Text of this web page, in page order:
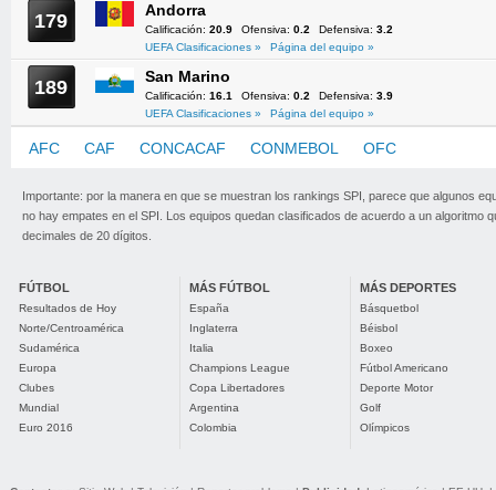
179 Andorra
Calificación: 20.9 Ofensiva: 0.2 Defensiva: 3.2
UEFA Clasificaciones »
Página del equipo »
189 San Marino
Calificación: 16.1 Ofensiva: 0.2 Defensiva: 3.9
UEFA Clasificaciones »
Página del equipo »
AFC CAF CONCACAF CONMEBOL OFC
Importante: por la manera en que se muestran los rankings SPI, parece que algunos
no hay empates en el SPI. Los equipos quedan clasificados de acuerdo a un algoritmo
decimales de 20 dígitos.
FÚTBOL
Resultados de Hoy
Norte/Centroamérica
Sudamérica
Europa
Clubes
Mundial
Euro 2016
MÁS FÚTBOL
España
Inglaterra
Italia
Champions League
Copa Libertadores
Argentina
Colombia
MÁS DEPORTES
Básquetbol
Béisbol
Boxeo
Fútbol Americano
Deporte Motor
Golf
Olímpicos